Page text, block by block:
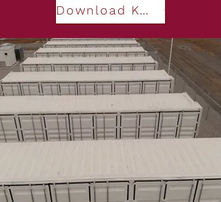
Download Keynote PowerTech 2025